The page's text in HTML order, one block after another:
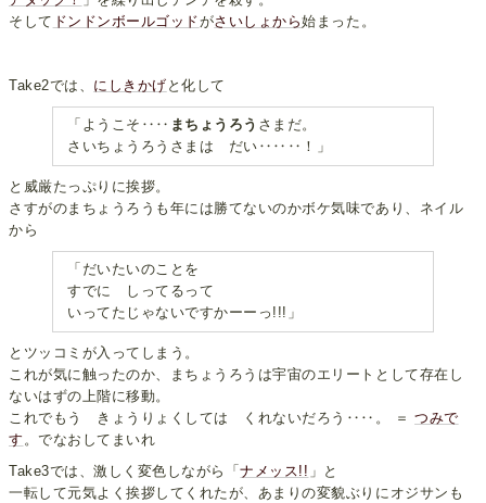
そして ドンドンボールゴッドがさいしょから始まった。
Take2では、 にしきかげ と化して
「ようこそ‥‥ まちょうろう さまだ。
さいちょうろうさまは だい‥‥‥！」
と威厳たっぷりに挨拶。
さすがのまちょうろうも年には勝てないのかボケ気味であり、ネイル
から
「だいたいのことを
すでに しってるって
いってたじゃないですかーーっ!!!」
とツッコミが入ってしまう。
これが気に触ったのか、まちょうろうは宇宙のエリートとして存在し
ないはずの上階に移動。
これでもう きょうりょくしては くれないだろう‥‥。 ＝つみで
す 。でなおしてまいれ
Take3では、激しく変色しながら「ナメッス!! 」と
一転して元気よく挨拶してくれたが、あまりの変貌ぶりにオジサンも